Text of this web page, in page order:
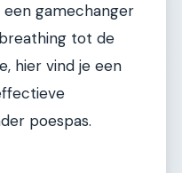
gamechanger
tot de
hier vind je een
poespas.